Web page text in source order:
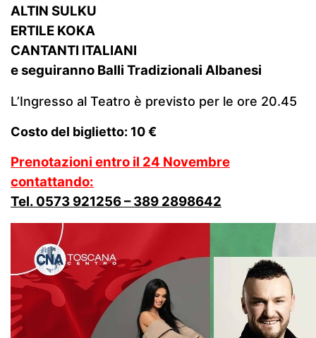
ALTIN SULKU
ERTILE KOKA
CANTANTI ITALIANI
e seguiranno Balli Tradizionali Albanesi
L’Ingresso al Teatro è previsto per le ore 20.45
Costo del biglietto: 10 €
Prenotazioni entro il 24 Novembre
contattando:
Tel. 0573 921256 – 389 2898642